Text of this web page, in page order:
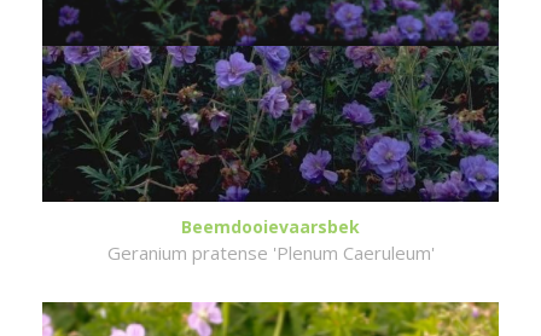
Beemdooievaarsbek
Geranium pratense 'Plenum Caeruleum'